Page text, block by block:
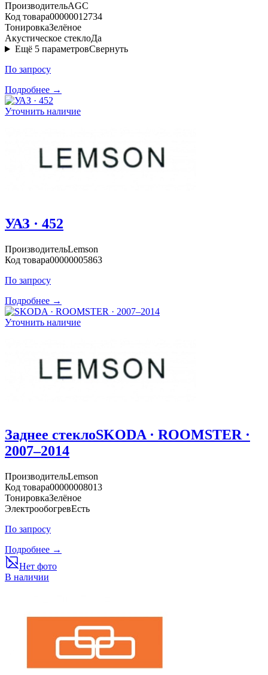
ПроизводительAGC
Код товара00000012734
ТонировкаЗелёное
Акустическое стеклоДа
Ещё 5 параметровСвернуть
По запросу
Подробнее →
Уточнить наличие
УАЗ · 452
ПроизводительLemson
Код товара00000005863
По запросу
Подробнее →
Уточнить наличие
Заднее стеклоSKODA · ROOMSTER ·
2007–2014
ПроизводительLemson
Код товара00000008013
ТонировкаЗелёное
ЭлектрообогревЕсть
По запросу
Подробнее →
Нет фото
В наличии